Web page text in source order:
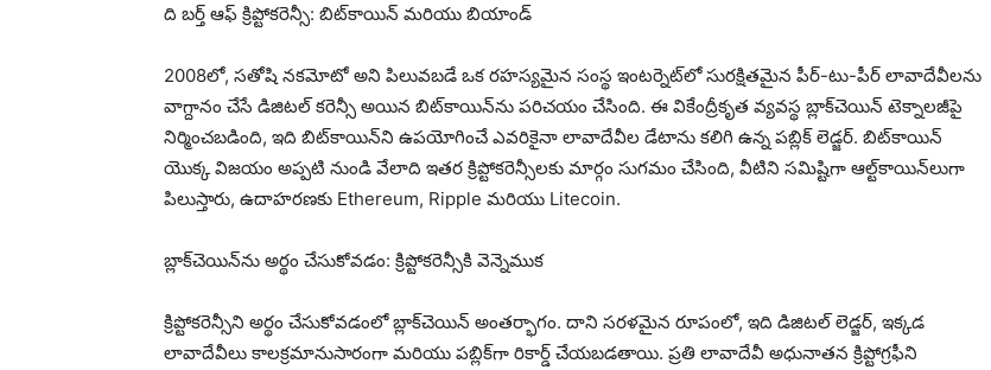
ది బర్త్ ఆఫ్ క్రిప్టోకరెన్సీ: బిట్‌కాయిన్ మరియు బియాండ్
2008లో, సతోషి నకమోటో అని పిలువబడే ఒక రహస్యమైన సంస్థ ఇంటర్నెట్‌లో సురక్షితమైన పీర్-టు-పీర్ లావాదేవీలను
వాగ్దానం చేసే డిజిటల్ కరెన్సీ అయిన బిట్‌కాయిన్‌ను పరిచయం చేసింది. ఈ వికేంద్రీకృత వ్యవస్థ బ్లాక్‌చెయిన్ టెక్నాలజీపై
నిర్మించబడింది, ఇది బిట్‌కాయిన్‌ని ఉపయోగించే ఎవరికైనా లావాదేవీల డేటాను కలిగి ఉన్న పబ్లిక్ లెడ్జర్. బిట్‌కాయిన్
యొక్క విజయం అప్పటి నుండి వేలాది ఇతర క్రిప్టోకరెన్సీలకు మార్గం సుగమం చేసింది, వీటిని సమిష్టిగా ఆల్ట్‌కాయిన్‌లుగా
పిలుస్తారు, ఉదాహరణకు Ethereum, Ripple మరియు Litecoin.
బ్లాక్‌చెయిన్‌ను అర్థం చేసుకోవడం: క్రిప్టోకరెన్సీకి వెన్నెముక
క్రిప్టోకరెన్సీని అర్థం చేసుకోవడంలో బ్లాక్‌చెయిన్ అంతర్భాగం. దాని సరళమైన రూపంలో, ఇది డిజిటల్ లెడ్జర్, ఇక్కడ
లావాదేవీలు కాలక్రమానుసారంగా మరియు పబ్లిక్‌గా రికార్డ్ చేయబడతాయి. ప్రతి లావాదేవీ అధునాతన క్రిప్టోగ్రఫీని